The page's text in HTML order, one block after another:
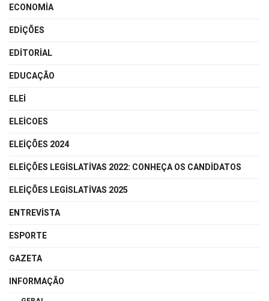
ECONOMIA
EDIÇÕES
EDITORIAL
EDUCAÇÃO
ELEI
ELEICOES
ELEIÇÕES 2024
ELEIÇÕES LEGISLATIVAS 2022: CONHEÇA OS CANDIDATOS
ELEIÇÕES LEGISLATIVAS 2025
ENTREVISTA
ESPORTE
GAZETA
INFORMAÇÃO